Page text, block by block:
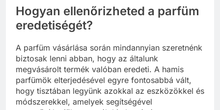
Hogyan ellenőrizheted a parfüm
eredetiségét?
A parfüm vásárlása során mindannyian szeretnénk
biztosak lenni abban, hogy az általunk
megvásárolt termék valóban eredeti. A hamis
parfümök elterjedésével egyre fontosabbá vált,
hogy tisztában legyünk azokkal az eszközökkel és
módszerekkel, amelyek segítségével